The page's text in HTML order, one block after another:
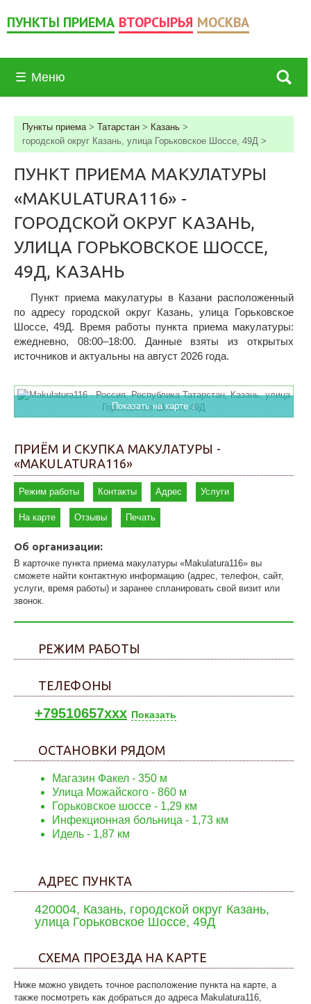
ПУНКТЫ ПРИЕМА ВТОРСЫРЬЯ МОСКВА
☰ Меню
Пункты приема> Татарстан > Казань >
городской округ Казань, улица Горьковское Шоссе, 49Д >
ПУНКТ ПРИЕМА МАКУЛАТУРЫ
«MAKULATURA116» -
ГОРОДСКОЙ ОКРУГ КАЗАНЬ,
УЛИЦА ГОРЬКОВСКОЕ ШОССЕ,
49Д, КАЗАНЬ
Пункт приема макулатуры в Казани расположенный
по адресу городской округ Казань, улица Горьковское
Шоссе, 49Д. Время работы пункта приема макулатуры:
ежедневно, 08:00–18:00. Данные взяты из открытых
источников и актуальны на август 2026 года.
Показать на карте ↓
ПРИЁМ И СКУПКА МАКУЛАТУРЫ -
«MAKULATURA116»
Режим работы Контакты Адрес Услуги
На карте Отзывы Печать
Об организации:
В карточке пункта приема макулатуры «Makulatura116» вы
сможете найти контактную информацию (адрес, телефон, сайт,
услуги, время работы) и заранее спланировать свой визит или
звонок.
РЕЖИМ РАБОТЫ
ТЕЛЕФОНЫ
+79510657xxx Показать
ОСТАНОВКИ РЯДОМ
Магазин Факел - 350 м
Улица Можайского - 860 м
Горьковское шоссе - 1,29 км
Инфекционная больница - 1,73 км
Идель - 1,87 км
АДРЕС ПУНКТА
420004, Казань, городской округ Казань,
улица Горьковское Шоссе, 49Д
СХЕМА ПРОЕЗДА НА КАРТЕ
Ниже можно увидеть точное расположение пункта на карте, а
также посмотреть как добраться до адреса Makulatura116,